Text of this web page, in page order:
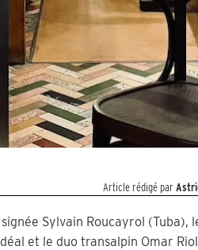
Article rédigé par
Sylvain Roucayrol (Tuba),
et le duo transalpin Omar